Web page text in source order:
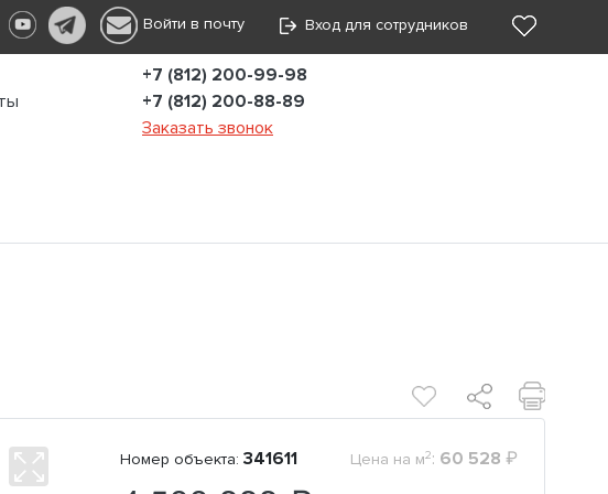
Войти в почту Вход для сотрудников
+7 (812) 200-99-98
+7 (812) 200-88-89
Заказать звонок
Номер объекта: 341611 Цена на м2: 60 528 ₽